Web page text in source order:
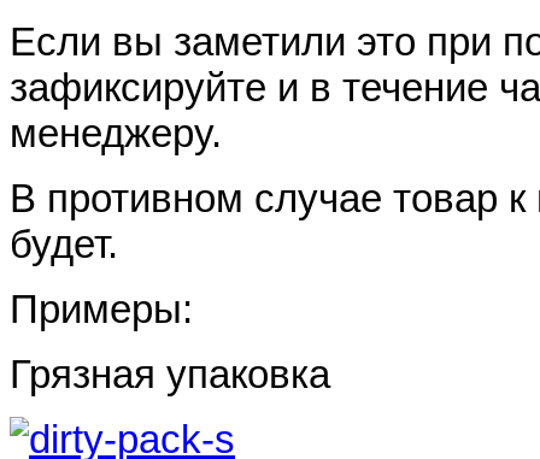
Если вы заметили это при
зафиксируйте и в течение
менеджеру.
В противном случае товар к
будет.
Примеры:
Грязная упаковка